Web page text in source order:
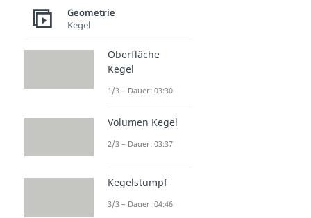
Geometrie
Kegel
Oberfläche
Kegel
1/3 – Dauer: 03:30
Volumen Kegel
2/3 – Dauer: 03:37
Kegelstumpf
3/3 – Dauer: 04:46